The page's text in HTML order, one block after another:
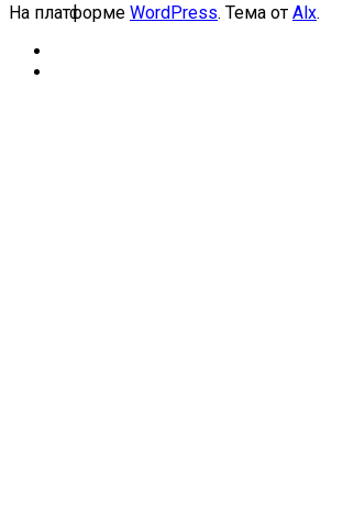
На платформе WordPress. Тема от Alx.